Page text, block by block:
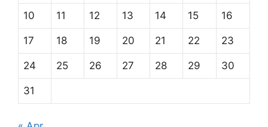
10 11 12 13 14 15 16
17 18 19 20 21 22 23
24 25 26 27 28 29 30
31